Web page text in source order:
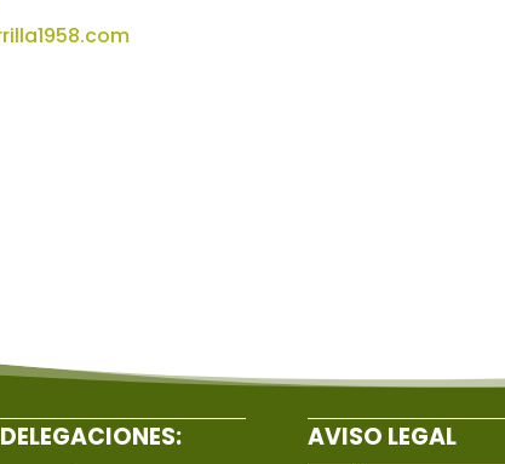
DELEGACIONES:
AVISO LEGAL